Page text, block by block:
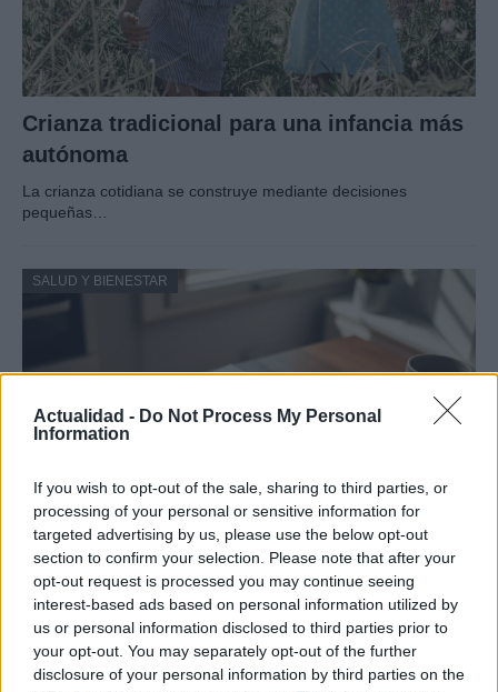
Actualidad - Do Not Process My Personal
Information
If you wish to opt-out of the sale, sharing to third parties, or
processing of your personal or sensitive information for
targeted advertising by us, please use the below opt-out
section to confirm your selection. Please note that after your
opt-out request is processed you may continue seeing
interest-based ads based on personal information utilized by
us or personal information disclosed to third parties prior to
your opt-out. You may separately opt-out of the further
disclosure of your personal information by third parties on the
Crianza tradicional para una infancia más
autónoma
La crianza cotidiana se construye mediante decisiones
pequeñas…
SALUD Y BIENESTAR
Guía para delegar tareas y evitar la
sobrecarga emocional
El cuidado de otros puede convertirse en una…
SALUD Y BIENESTAR